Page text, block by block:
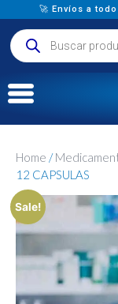
🚀 Envíos a
Home /
12 CAPSULAS
Sale!